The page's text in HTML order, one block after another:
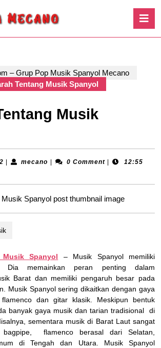
– Grup Pop Musik Spanyol Mecano
Tentang Musik Spanyol
Musik
Januarimecano mecano0 Comment
12:55
Spanyol – Musik Spanyol memiliki
Dia memainkan peran penting dalam
Barat dan memiliki pengaruh besar pada
Musik Spanyol sering dikaitkan dengan gaya
dan gitar klasik. Meskipun bentuk
banyak gaya musik dan tarian tradisional di
sementara musik di Barat Laut sangat
bagpipe, flamenco berasal dari Selatan,
di Tengah dan Utara. Musik Spanyol